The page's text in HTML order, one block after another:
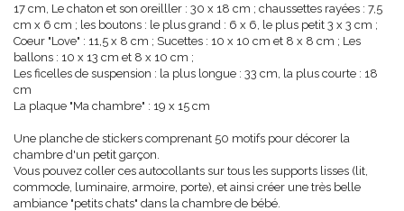
17 cm, Le chaton et son oreilller : 30 x 18 cm ; chaussettes rayées : 7,5
cm x 6 cm ; les boutons : le plus grand : 6 x 6, le plus petit 3 x 3 cm ;
Coeur "Love" : 11,5 x 8 cm ; Sucettes : 10 x 10 cm et 8 x 8 cm ; Les
ballons : 10 x 13 cm et 8 x 10 cm ;
Les ficelles de suspension : la plus longue : 33 cm, la plus courte : 18
cm
La plaque "Ma chambre" : 19 x 15 cm
Une planche de stickers comprenant 50 motifs pour décorer la
chambre d'un petit garçon.
Vous pouvez coller ces autocollants sur tous les supports lisses (lit,
commode, luminaire, armoire, porte), et ainsi créer une très belle
ambiance "petits chats" dans la chambre de bébé.